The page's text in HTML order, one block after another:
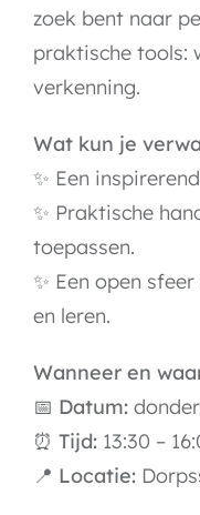
zoek bent naar
praktische tools:
verkenning.
Wat kun je
✨ Een
✨ Praktische
toepassen.
✨ Een open
en leren.
Wanneer en
📅 Datum:
⏰ Tijd: 13:30 –
📍 Locatie: